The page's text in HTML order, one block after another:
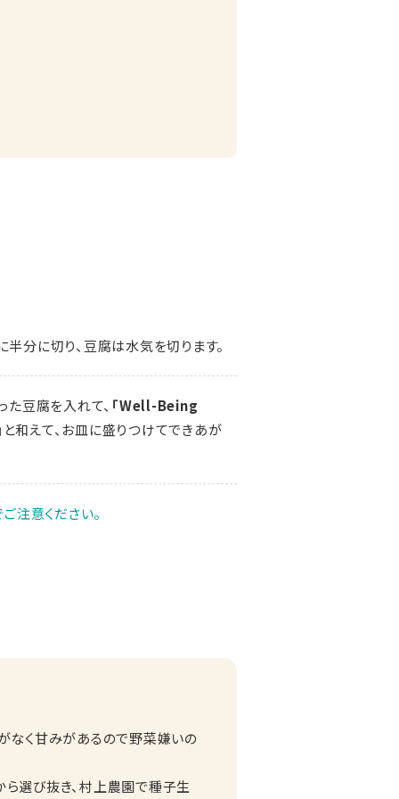
半分に切り、豆腐は水気を切ります。
た豆腐を入れて、 「Well-Being
と和えて、お皿に盛りつけてできあが
注意ください。
なく甘みがあるので野菜嫌いの
選び抜き、村上農園で種子生